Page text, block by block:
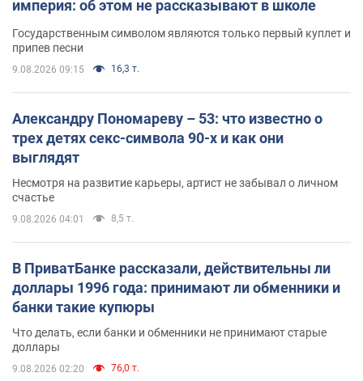
империя: об этом не рассказывают в школе
Государственным символом являются только первый куплет и
припев песни
9.08.2026 09:15 16,3 т.
Александру Пономареву – 53: что известно о
трех детях секс-символа 90-х и как они
выглядят
Несмотря на развитие карьеры, артист не забывал о личном
счастье
9.08.2026 04:01 8,5 т.
В ПриватБанке рассказали, действительны ли
доллары 1996 года: принимают ли обменники и
банки такие купюры
Что делать, если банки и обменники не принимают старые
доллары
9.08.2026 02:20 76,0 т.